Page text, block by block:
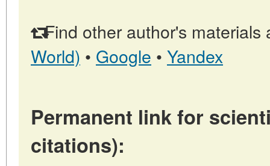
Find other author's materials
World) • Google • Yandex
Permanent link for
citations):